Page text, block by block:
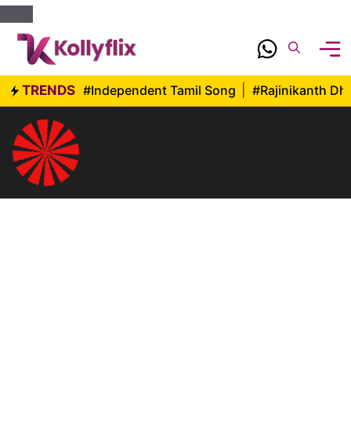
Skip
content
TRENDS #Independent Tamil Song #Rajinikanth